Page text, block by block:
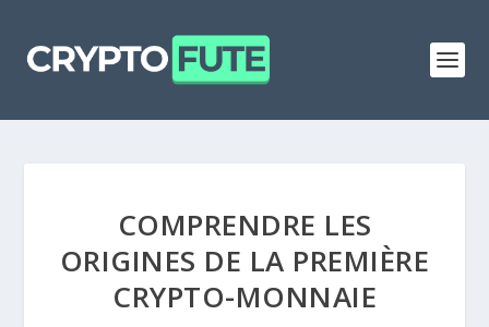
COMPRENDRE LES
ORIGINES DE LA PREMIÈRE
CRYPTO-MONNAIE